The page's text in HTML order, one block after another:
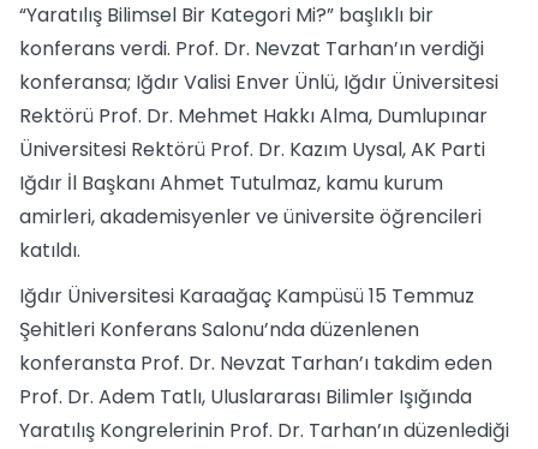
“Yaratılış Bilimsel Bir Kategori Mi?” başlıklı bir
konferans verdi. Prof. Dr. Nevzat Tarhan’ın verdiği
konferansa; Iğdır Valisi Enver Ünlü, Iğdır Üniversitesi
Rektörü Prof. Dr. Mehmet Hakkı Alma, Dumlupınar
Üniversitesi Rektörü Prof. Dr. Kazım Uysal, AK Parti
Iğdır İl Başkanı Ahmet Tutulmaz, kamu kurum
amirleri, akademisyenler ve üniversite öğrencileri
katıldı.
Iğdır Üniversitesi Karaağaç Kampüsü 15 Temmuz
Şehitleri Konferans Salonu’nda düzenlenen
konferansta Prof. Dr. Nevzat Tarhan’ı takdim eden
Prof. Dr. Adem Tatlı, Uluslararası Bilimler Işığında
Yaratılış Kongrelerinin Prof. Dr. Tarhan’ın düzenlediği